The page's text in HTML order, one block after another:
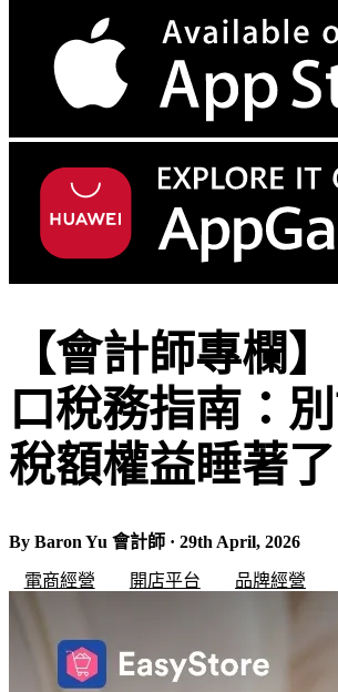
【會計師專欄
口稅務指南：
稅額權益睡著了
By Baron Yu 會計師 · 29th April, 2026
電商經營 開店平台 品牌經營